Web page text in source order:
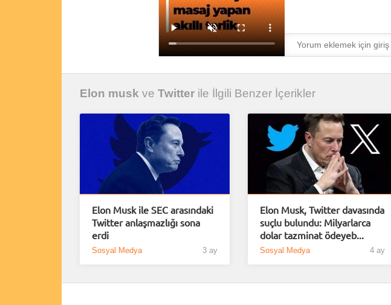
Elon musk ve Twitter ile İlgili Benzer İçerikler
Elon Musk ile SEC arasındaki
Twitter anlaşmazlığı sona
erdi
Sosyal Medya 3 ay
Elon Musk, Twitter davasında
suçlu bulundu: Milyarlarca
dolar tazminat ödeyeb...
Sosyal Medya 4 ay